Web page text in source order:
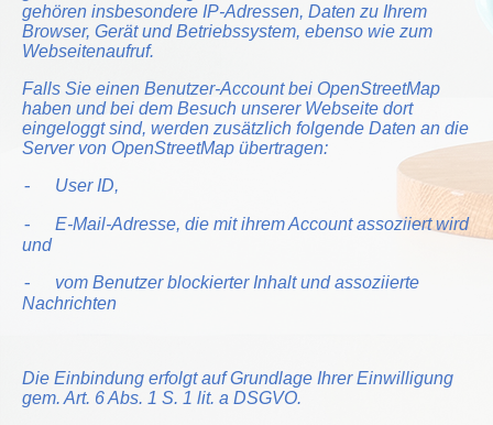
gehören insbesondere IP-Adressen, Daten zu Ihrem
Browser, Gerät und Betriebssystem, ebenso wie zum
Webseitenaufruf.
Falls Sie einen Benutzer-Account bei OpenStreetMap
haben und bei dem Besuch unserer Webseite dort
eingeloggt sind, werden zusätzlich folgende Daten an die
Server von OpenStreetMap übertragen:
- User ID,
- E-Mail-Adresse, die mit ihrem Account assoziiert wird
und
- vom Benutzer blockierter Inhalt und assoziierte
Nachrichten
Die Einbindung erfolgt auf Grundlage Ihrer Einwilligung
gem. Art. 6 Abs. 1 S. 1 lit. a DSGVO.